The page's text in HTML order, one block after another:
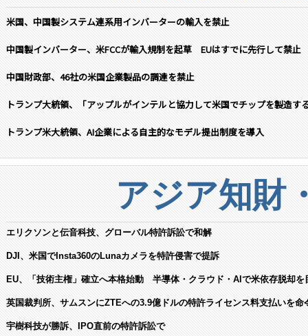
米国、中国製システム連系用インバーターの輸入を禁止
中国製インバーター、米FCCが輸入規制を起草 EUはすでに先行して禁止
中国財政部、46社の米国企業製品の調達を禁止
トランプ大統領、「アップルがインテルと協力して米国でチップを製造す
トランプ米大統領、AI企業による自主的なモデル提出制度を導入
アジア知財
エリクソンと伝音科技、グローバル特許訴訟で和解
DJI、米国でInsta360のLunaカメラを特許侵害で提訴
EU、「技術主権」確立へ本格始動 半導体・クラウド・AIで米依存脱却を
英国裁判所、サムスンにZTEへの3.9億ドルの特許ライセンス料支払いを命
宇樹科技が勝訴、IPO直前の特許訴訟で